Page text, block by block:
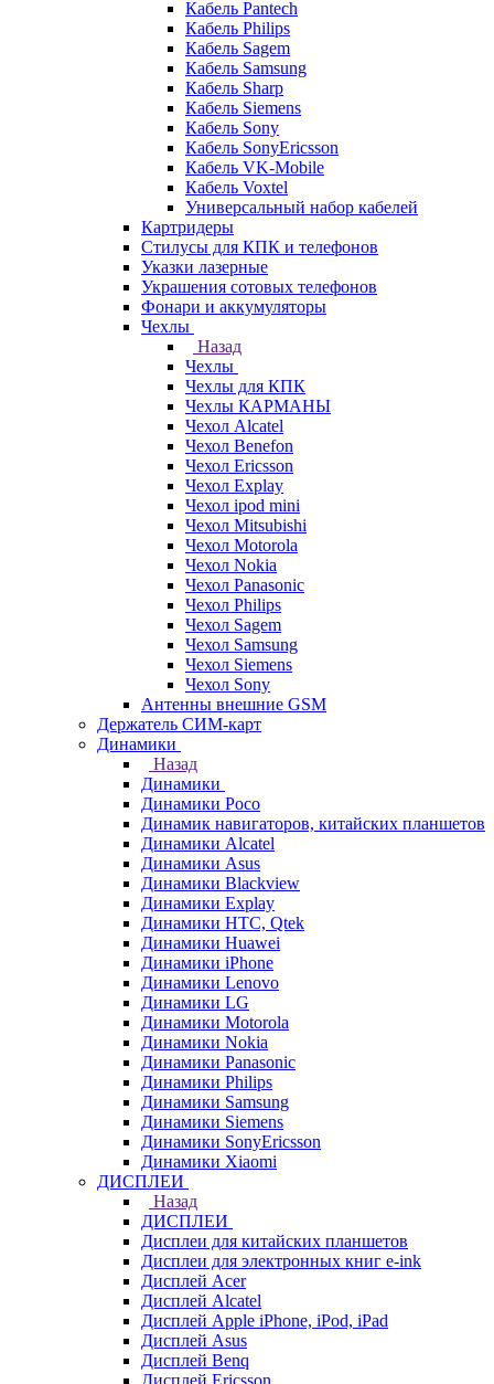
Кабель Pantech
Кабель Philips
Кабель Sagem
Кабель Samsung
Кабель Sharp
Кабель Siemens
Кабель Sony
Кабель SonyEricsson
Кабель VK-Mobile
Кабель Voxtel
Универсальный набор кабелей
Картридеры
Стилусы для КПК и телефонов
Указки лазерные
Украшения сотовых телефонов
Фонари и аккумуляторы
Чехлы
Назад
Чехлы
Чехлы для КПК
Чехлы КАРМАНЫ
Чехол Alcatel
Чехол Benefon
Чехол Ericsson
Чехол Explay
Чехол ipod mini
Чехол Mitsubishi
Чехол Motorola
Чехол Nokia
Чехол Panasonic
Чехол Philips
Чехол Sagem
Чехол Samsung
Чехол Siemens
Чехол Sony
Антенны внешние GSM
Держатель СИМ-карт
Динамики
Назад
Динамики
Динамики Poco
Динамик навигаторов, китайских планшетов
Динамики Alcatel
Динамики Asus
Динамики Blackview
Динамики Explay
Динамики HTC, Qtek
Динамики Huawei
Динамики iPhone
Динамики Lenovo
Динамики LG
Динамики Motorola
Динамики Nokia
Динамики Panasonic
Динамики Philips
Динамики Samsung
Динамики Siemens
Динамики SonyEricsson
Динамики Xiaomi
ДИСПЛЕИ
Назад
ДИСПЛЕИ
Дисплеи для китайских планшетов
Дисплеи для электронных книг e-ink
Дисплей Acer
Дисплей Alcatel
Дисплей Apple iPhone, iPod, iPad
Дисплей Asus
Дисплей Benq
Дисплей Ericsson